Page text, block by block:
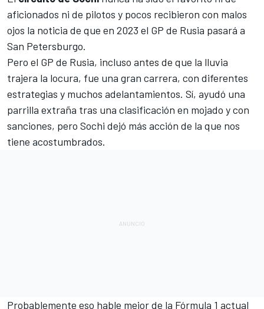
aficionados ni de pilotos y pocos recibieron con malos
ojos la noticia de que en 2023 el GP de Rusia pasará a
San Petersburgo.
Pero el GP de Rusia, incluso antes de que la lluvia
trajera la locura, fue una gran carrera, con diferentes
estrategias y muchos adelantamientos. Sí, ayudó una
parrilla extraña tras una clasificación en mojado y con
sanciones, pero Sochi dejó más acción de la que nos
tiene acostumbrados.
Probablemente eso hable mejor de la Fórmula 1 actual